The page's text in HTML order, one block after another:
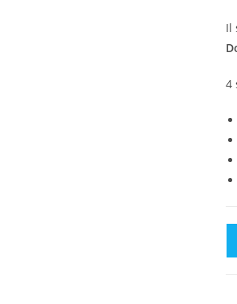
Il
4